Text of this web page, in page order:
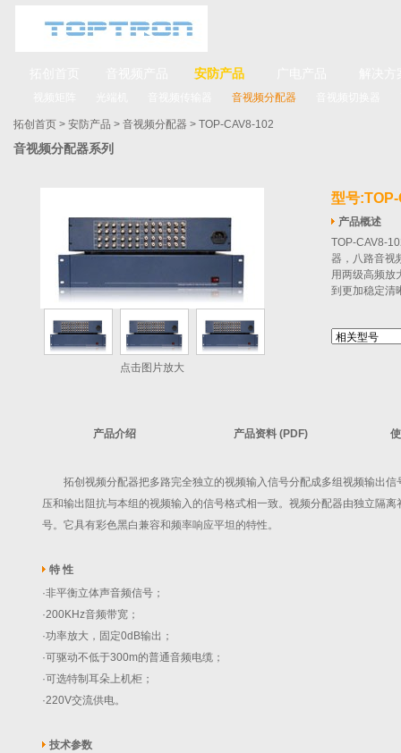
安防产品
音视频分配器
拓创首页 > 安防产品 > 音视频分配器 > TOP-CAV8-102
音视频分配器系列
型号
产品概述
TOP‐CAV8-
器，八路音视
用两级高频放
到更加稳定清
点击图片放大
产品介绍 产品资料 (PDF)
拓创视频分配器把多路完全独立的视频输入信号分配成多组视频输出信
压和输出阻抗与本组的视频输入的信号格式相一致。视频分配器由独立隔
号。它具有彩色黑白兼容和频率响应平坦的特性。
特 性
·非平衡立体声音频信号；
·200KHz音频带宽；
·功率放大，固定0dB输出；
·可驱动不低于300m的普通音频电缆；
·可选特制耳朵上机柜；
·220V交流供电。
技术参数